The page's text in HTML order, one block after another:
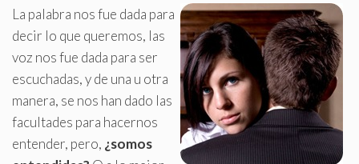
La palabra nos fue dada para
decir lo que queremos, las
voz nos fue dada para ser
escuchadas, y de una u otra
manera, se nos han dado las
facultades para hacernos
entender, pero, ¿somos